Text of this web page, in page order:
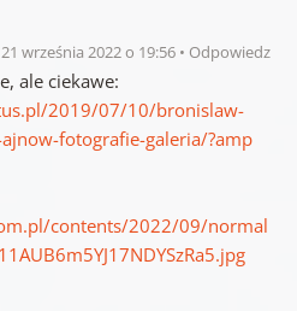
21 września 2022 o 19:56 Odpowiedz
ale ciekawe:
2019/07/10/bronislaw-
fotografie-galeria/?amp
contents/2022/09/normal